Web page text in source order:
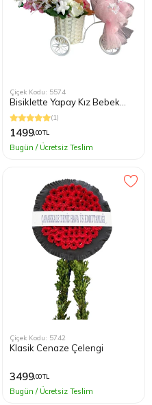
Çiçek Kodu: 5574
Bisiklette Yapay Kız Bebek
Çiçeği
(1)
1499,00 TL
Bugün / Ücretsiz Teslim
Çiçek Kodu: 5742
Klasik Cenaze Çelengi
3499,00 TL
Bugün / Ücretsiz Teslim